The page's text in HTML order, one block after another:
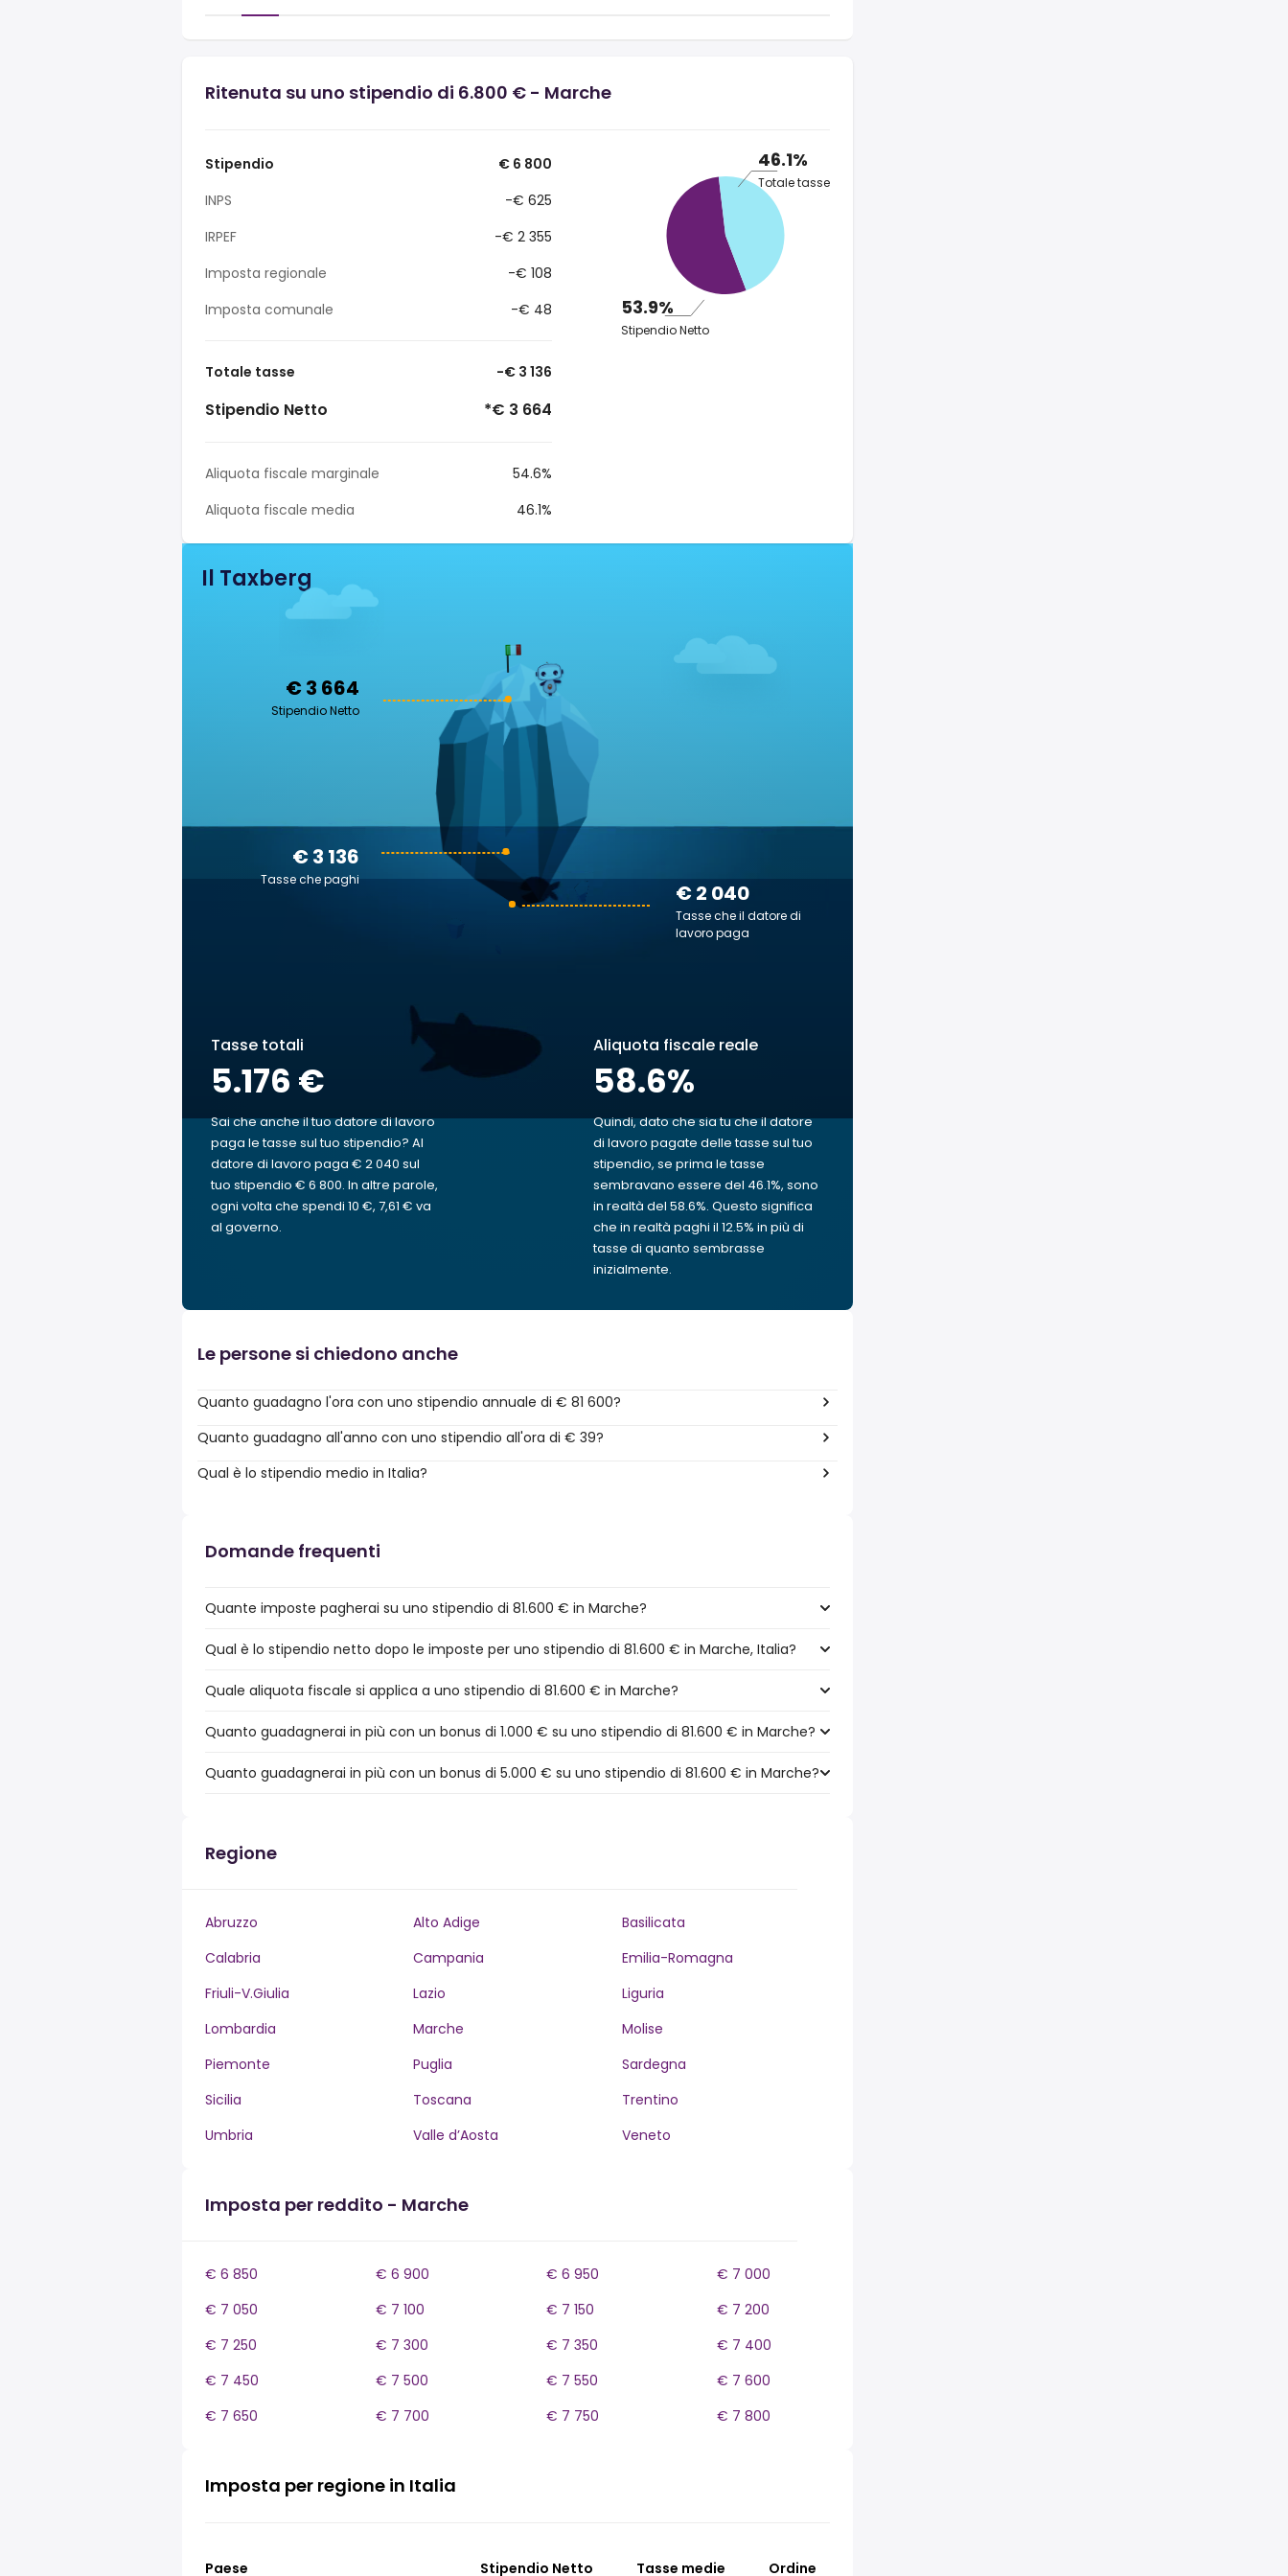
Ritenuta su uno stipendio di 6.800 € - Marche
Stipendio
€ 6 800
INPS
-€ 625
IRPEF
-€ 2 355
Imposta regionale
-€ 108
Imposta comunale
-€ 48
Totale tasse -€ 3 136
Stipendio Netto *€ 3 664
Aliquota fiscale marginale
54.6%
Aliquota fiscale media
46.1%
46.1%
Totale tasse
53.9%
Stipendio Netto
Il Taxberg
€ 3 664
Stipendio Netto
€ 2 040
Tasse che il datore di
lavoro paga
€ 3 136
Tasse che paghi
Tasse totali
5.176 €
Sai che anche il tuo datore di lavoro
paga le tasse sul tuo stipendio? Al
datore di lavoro paga € 2 040 sul
tuo stipendio € 6 800. In altre parole,
ogni volta che spendi 10 €, 7,61 € va
al governo.
Aliquota fiscale reale
58.6%
Quindi, dato che sia tu che il datore
di lavoro pagate delle tasse sul tuo
stipendio, se prima le tasse
sembravano essere del 46.1%, sono
in realtà del 58.6%. Questo significa
che in realtà paghi il 12.5% in più di
tasse di quanto sembrasse
inizialmente.
Le persone si chiedono anche
Quanto guadagno l'ora con uno stipendio annuale di € 81 600?
Quanto guadagno all'anno con uno stipendio all'ora di € 39?
Qual è lo stipendio medio in Italia?
Domande frequenti
Quante imposte pagherai su uno stipendio di 81.600 € in Marche?
Qual è lo stipendio netto dopo le imposte per uno stipendio di 81.600 € in Marche, Italia?
Quale aliquota fiscale si applica a uno stipendio di 81.600 € in Marche?
Quanto guadagnerai in più con un bonus di 1.000 € su uno stipendio di 81.600 € in Marche?
Quanto guadagnerai in più con un bonus di 5.000 € su uno stipendio di 81.600 € in Marche?
Regione
Abruzzo Alto Adige
Basilicata
Calabria
Campania
Emilia-Romagna
Friuli-V.Giulia
Lazio
Liguria
Lombardia
Marche
Molise
Piemonte
Puglia
Sardegna
Sicilia
Toscana
Trentino
Umbria
Valle d’Aosta Veneto
Imposta per reddito - Marche
€ 6 850 € 6 900 € 6 950
€ 7 000
€ 7 050
€ 7 100 € 7 150
€ 7 200
€ 7 250
€ 7 300 € 7 350
€ 7 400
€ 7 450
€ 7 500 € 7 550
€ 7 600
€ 7 650
€ 7 700 € 7 750 € 7 800
Imposta per regione in Italia
Paese Stipendio Netto Tasse medie Ordine